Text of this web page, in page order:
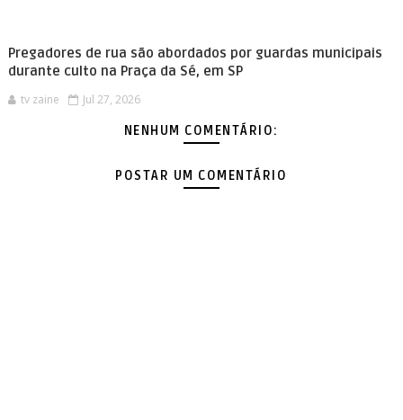
Pregadores de rua são abordados por guardas municipais
durante culto na Praça da Sé, em SP
tv zaine Jul 27, 2026
NENHUM COMENTÁRIO:
POSTAR UM COMENTÁRIO